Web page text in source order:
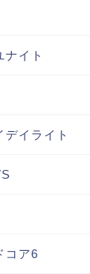
ナイト
デイライト
コア6